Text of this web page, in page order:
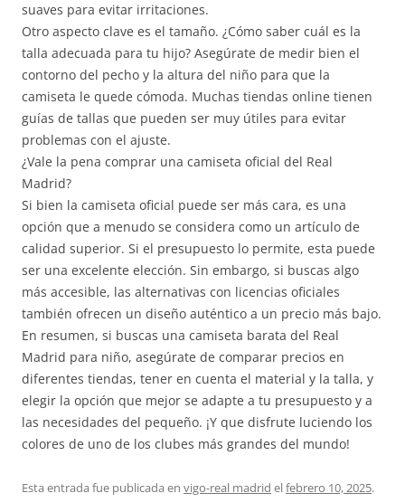
suaves para evitar irritaciones.
Otro aspecto clave es el tamaño. ¿Cómo saber cuál es la
talla adecuada para tu hijo? Asegúrate de medir bien el
contorno del pecho y la altura del niño para que la
camiseta le quede cómoda. Muchas tiendas online tienen
guías de tallas que pueden ser muy útiles para evitar
problemas con el ajuste.
¿Vale la pena comprar una camiseta oficial del Real
Madrid?
Si bien la camiseta oficial puede ser más cara, es una
opción que a menudo se considera como un artículo de
calidad superior. Si el presupuesto lo permite, esta puede
ser una excelente elección. Sin embargo, si buscas algo
más accesible, las alternativas con licencias oficiales
también ofrecen un diseño auténtico a un precio más bajo.
En resumen, si buscas una camiseta barata del Real
Madrid para niño, asegúrate de comparar precios en
diferentes tiendas, tener en cuenta el material y la talla, y
elegir la opción que mejor se adapte a tu presupuesto y a
las necesidades del pequeño. ¡Y que disfrute luciendo los
colores de uno de los clubes más grandes del mundo!
Esta entrada fue publicada en vigo-real madrid elfebrero 10, 2025.